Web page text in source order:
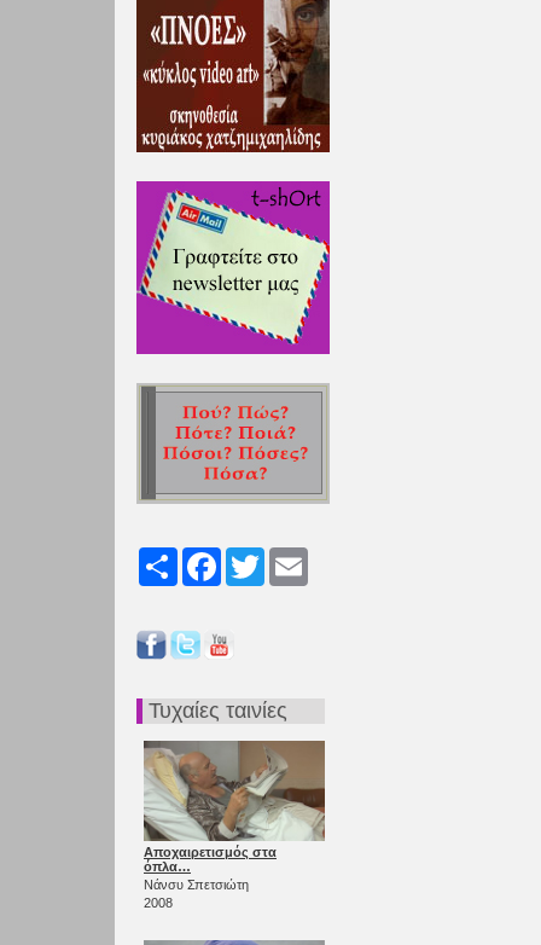
Share FacebookTwitter
Τυχαίες ταινίες
Αποχαιρετισμός στα
όπλα…
Νάνσυ Σπετσιώτη
2008